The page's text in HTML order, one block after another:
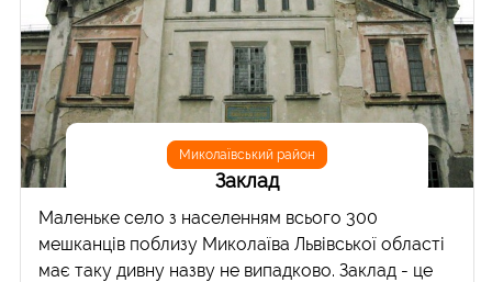
Миколаївський район
Заклад
Маленьке село з населенням всього 300
мешканців поблизу Миколаїва Львівської області
має таку дивну назву не випадково. Заклад - це